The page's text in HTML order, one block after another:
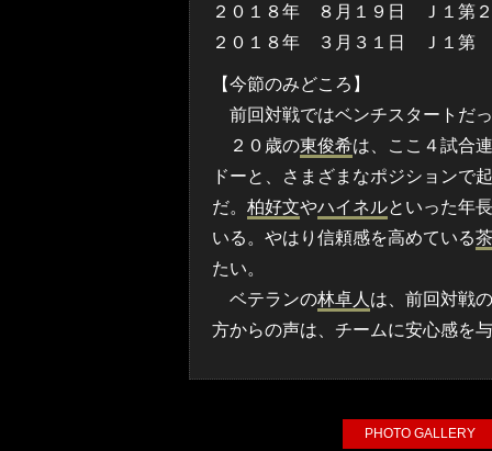
２０１８年 ８月１９日 Ｊ１第
２０１８年 ３月３１日 Ｊ１
【今節のみどころ】
前回対戦ではベンチスタートだ
２０歳の東俊希は、ここ４試合
ドーと、さまざまなポジションで
だ。 柏好文やハイネルといった年
いる。やはり信頼感を高めている
たい。
ベテランの林卓人 は、前回対戦
方からの声は、チームに安心感を
PHOTO GALLERY